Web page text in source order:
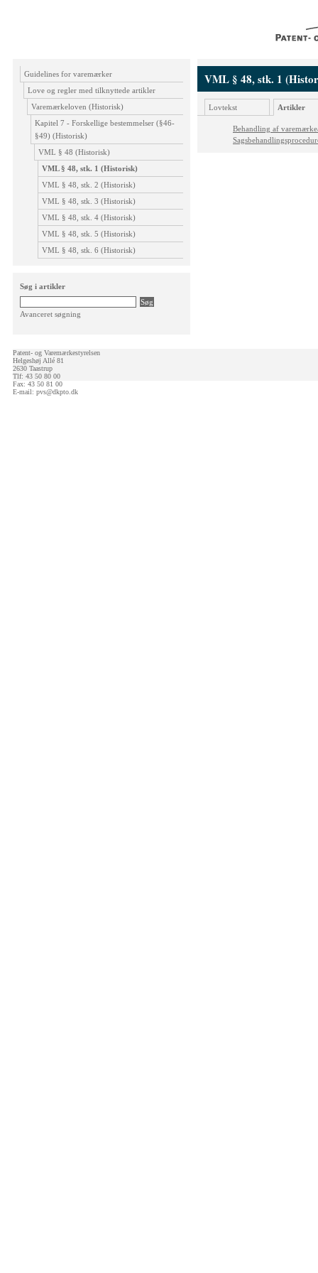
Guidelines for varemærker
Love og regler med tilknyttede artikler
Varemærkeloven (Historisk)
Kapitel 7 - Forskellige bestemmelser (§46-
§49) (Historisk)
VML § 48 (Historisk)
VML § 48, stk. 1 (Historisk)
VML § 48, stk. 2 (Historisk)
VML § 48, stk. 3 (Historisk)
VML § 48, stk. 4 (Historisk)
VML § 48, stk. 5 (Historisk)
VML § 48, stk. 6 (Historisk)
Søg i artikler
Avanceret søgning
VML § 48, stk. 1
Lovtekst Artikler
Behandling af
Patent- og Varemærkestyrelsen
Helgeshøj Allé 81
2630 Taastrup
Tlf: 43 50 80 00
Fax: 43 50 81 00
E-mail: pvs@dkpto.dk